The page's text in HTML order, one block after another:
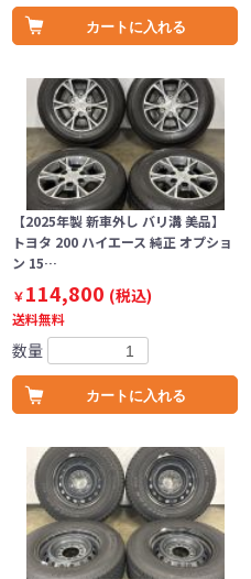
カートに入れる
【2025年製 新車外し バリ溝 美品】
トヨタ 200 ハイエース 純正 オプショ
ン 15…
￥114,800 (税込)
送料無料
数量
カートに入れる